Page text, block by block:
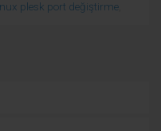
plesk port değiştirme